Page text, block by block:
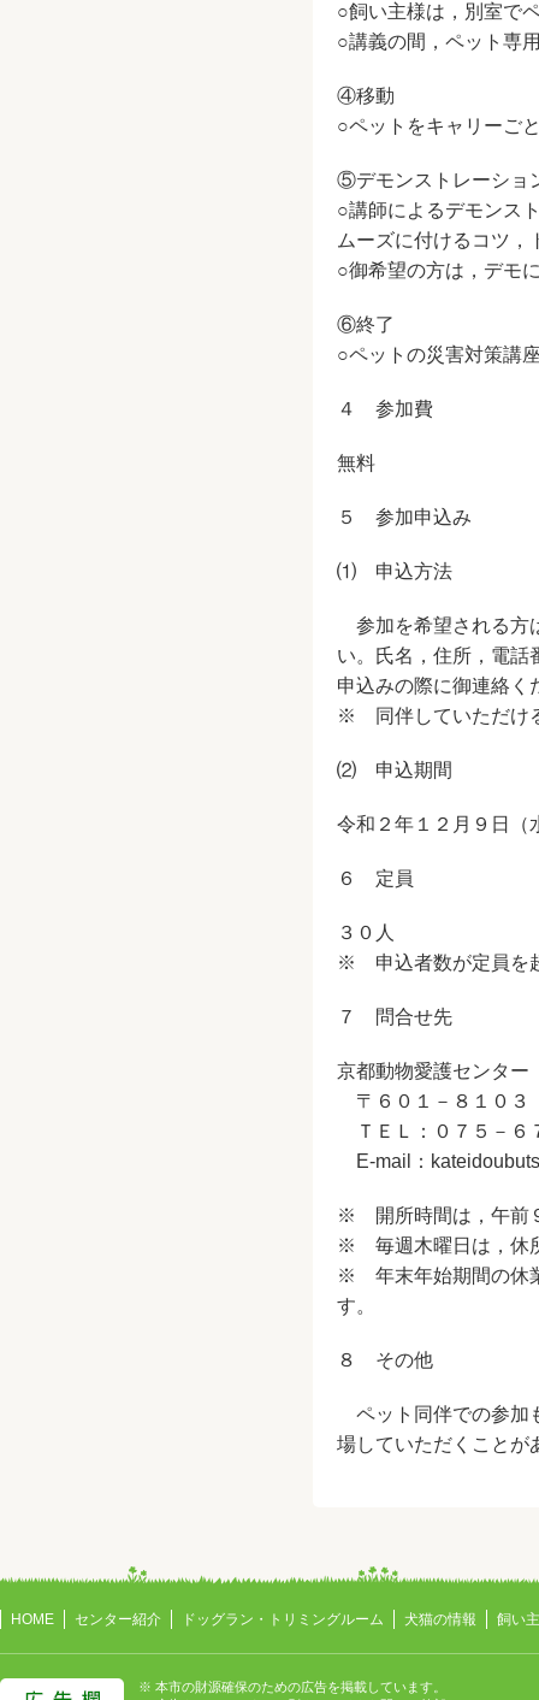
○飼い主様は，別室で
○講義の間，ペット専
④移動
○ペットをキャリーご
⑤デモンストレーショ
○講師によるデモンス
ムーズに付けるコツ
○御希望の方は，デモ
⑥終了
○ペットの災害対策講
４ 参加費
無料
５ 参加申込み
⑴ 申込方法
参加を希望される方
い。氏名，住所，電話
申込みの際に御連絡く
※ 同伴していただけ
⑵ 申込期間
令和２年１２月９日（
６ 定員
３０人
※ 申込者数が定員を
７ 問合せ先
京都動物愛護センター
〒６０１－８１０３
ＴＥＬ：０７５－６
E-mail：
※ 開所時間は，午前
※ 毎週木曜日は，休
※ 年末年始期間の休
す。
８ その他
ペット同伴での参加
場していただくことが
HOME センター紹介 ドッグラン・トリミングルーム 犬猫の情報 飼い
※ 本市の財源確保のための広告を掲載しています。